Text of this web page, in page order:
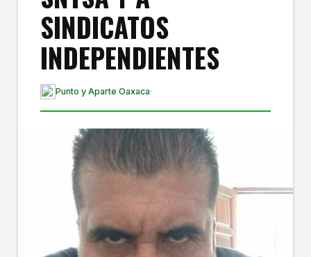
SINDICATOS
INDEPENDIENTES
Punto y Aparte Oaxaca·